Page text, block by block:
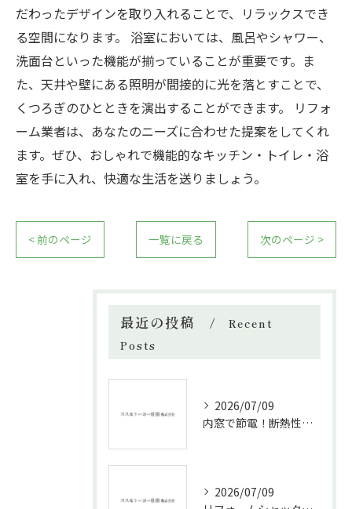
だわったデザインを取り入れることで、リラックスでき
る空間になります。 浴室においては、風呂やシャワー、
洗面台といった機能が揃っていることが重要です。ま
た、天井や壁にある照明が間接的に光を落とすことで、
くつろぎのひとときを演出することができます。 リフォ
ーム業者は、あなたのニーズに合わせた提案をしてくれ
ます。ぜひ、おしゃれで機能的なキッチン・トイレ・浴
室を手に入れ、快適な生活を送りましょう。
< 前のページ 一覧に戻る 次のページ >
最近の投稿
Recent
Posts
2026/07/09
内窓で節電！断熱性能と補助金活用法
2026/07/09